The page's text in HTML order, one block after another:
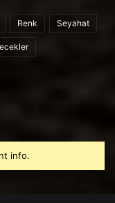
Renk Seyahat
info.